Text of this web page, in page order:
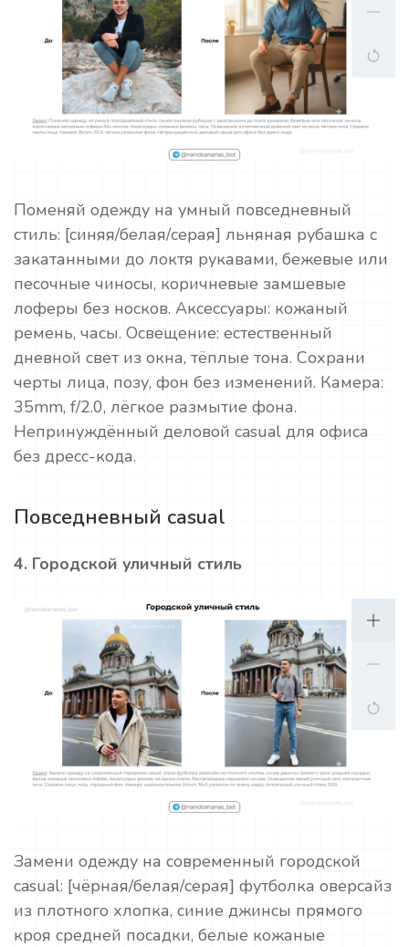
Поменяй одежду на умный повседневный
стиль: [синяя/белая/серая] льняная рубашка с
закатанными до локтя рукавами, бежевые или
песочные чиносы, коричневые замшевые
лоферы без носков. Аксессуары: кожаный
ремень, часы. Освещение: естественный
дневной свет из окна, тёплые тона. Сохрани
черты лица, позу, фон без изменений. Камера:
35mm, f/2.0, лёгкое размытие фона.
Непринуждённый деловой casual для офиса
без дресс-кода.
Повседневный casual
4. Городской уличный стиль
Замени одежду на современный городской
casual: [чёрная/белая/серая] футболка оверсайз
из плотного хлопка, синие джинсы прямого
кроя средней посадки, белые кожаные